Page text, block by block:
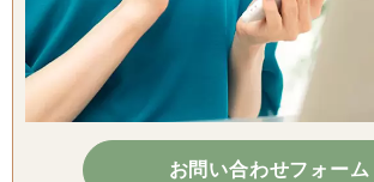
お問い合わせフォーム